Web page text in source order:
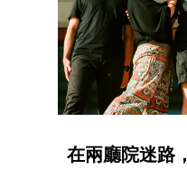
在兩廳院迷路